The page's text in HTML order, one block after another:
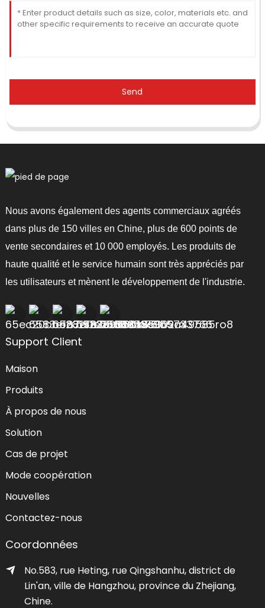
Send
Nous avons également des agents commerciaux agréés
dans plus de 150 villes en Chine, plus de 600 points de
vente secondaires et 10 000 employés. Les produits de
haute qualité et le service humain sont très appréciés par
les utilisateurs et mènent le développement de l'industrie.
Support Client
Maison
Produits
À propos de nous
Solution
Cas de projet
Mode coopération
Nouvelles
Contactez-nous
Coordonnées
No.583, rue Heting, rue Qingshanhu, district de
Lin'an, ville de Hangzhou, province du Zhejiang,
Chine.